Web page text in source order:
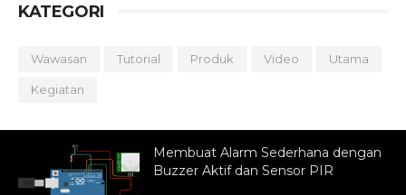
KATEGORI
Wawasan Tutorial Produk Video Utama
Kegiatan
Membuat Alarm Sederhana dengan
Buzzer Aktif dan Sensor PIR